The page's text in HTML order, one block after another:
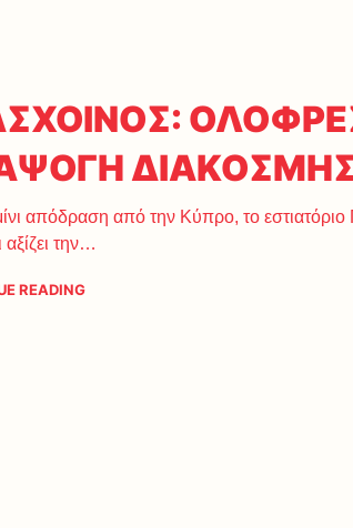
απόδραση από την Κύπρο, το εστιατόριο
αξίζει την…
READING